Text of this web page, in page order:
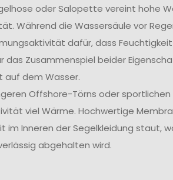
oder Salopette vereint hohe
Während die Wassersäule vor
dafür, dass
das Zusammenspiel beider
auf dem Wasser.
Offshore-Törns oder
viel Wärme. Hochwertige
im Inneren der Segelkleidung staut,
abgehalten wird.